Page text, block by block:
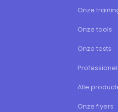
Onze
Onze tools
Onze tests
Alle
Onze flyers